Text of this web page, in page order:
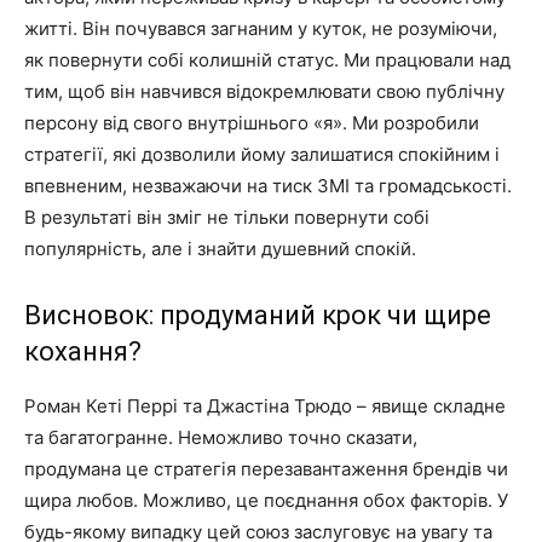
житті. Він почувався загнаним у куток, не розуміючи,
як повернути собі колишній статус. Ми працювали над
тим, щоб він навчився відокремлювати свою публічну
персону від свого внутрішнього «я». Ми розробили
стратегії, які дозволили йому залишатися спокійним і
впевненим, незважаючи на тиск ЗМІ та громадськості.
В результаті він зміг не тільки повернути собі
популярність, але і знайти душевний спокій.
Висновок: продуманий крок чи щире
кохання?
Роман Кеті Перрі та Джастіна Трюдо – явище складне
та багатогранне. Неможливо точно сказати,
продумана це стратегія перезавантаження брендів чи
щира любов. Можливо, це поєднання обох факторів. У
будь-якому випадку цей союз заслуговує на увагу та